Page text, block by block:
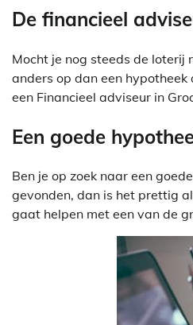
De financieel
Mocht je nog steeds de loterij
anders op dan een hypotheek
een Financieel adviseur in
Een goede
Ben je op zoek naar een
gevonden, dan is het prettig
gaat helpen met een van de